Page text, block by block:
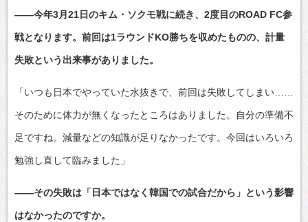
――今年3月21日のキム・ソクモ戦に続き、2度目のROAD FC参
戦となります。前回は1ラウンドKO勝ちを収めたものの、計量
失敗という出来事がありました。
「いつも日本でやっていた水抜きで、前回は失敗してしまい……
そのために体力が無くなったところはありました。自分の準備不
足ですね。減量などの知識が足りなかったです。今回はいろいろ
勉強し直して臨みました」
――その失敗は「日本ではなく韓国での試合だから」という影響
はなかったのですか。